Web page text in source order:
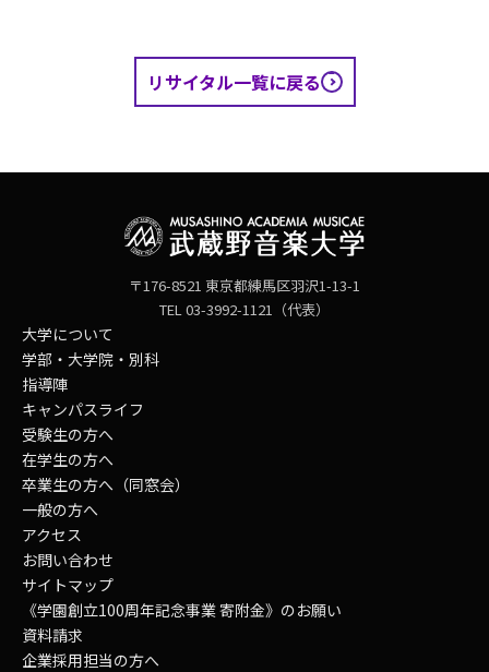
リサイタル一覧に戻る
〒176-8521 東京都練馬区羽沢1-13-1
TEL 03-3992-1121（代表）
大学について
学部・大学院・別科
指導陣
キャンパスライフ
受験生の方へ
在学生の方へ
卒業生の方へ（同窓会）
一般の方へ
アクセス
お問い合わせ
サイトマップ
《学園創立100周年記念事業 寄附金》のお願い
資料請求
企業採用担当の方へ